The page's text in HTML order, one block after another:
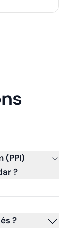
(PPI)
?
?